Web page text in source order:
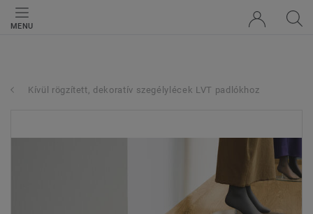
MENU
Kívül rögzített, dekoratív szegélylécek LVT padlókhoz